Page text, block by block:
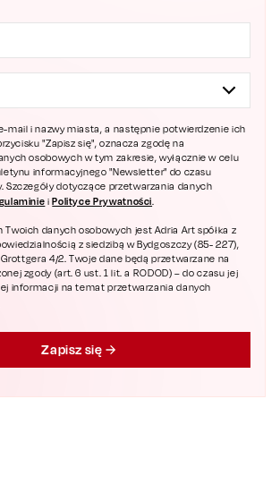
mail i nazwy miasta, a następnie potwierdzenie ich
"Zapisz się", oznacza zgodę na
osobowych w tym zakresie, wyłącznie w celu
informacyjnego "Newsletter" do czasu
Szczegóły dotyczące przetwarzania danych
i Polityce Prywatności.
danych osobowych jest Adria Art spółka z
z siedzibą w Bydgoszczy (85- 227),
4/2. Twoje dane będą przetwarzane na
zgody (art. 6 ust. 1 lit. a RODOD) – do czasu jej
informacji na temat przetwarzania danych
Zapisz się